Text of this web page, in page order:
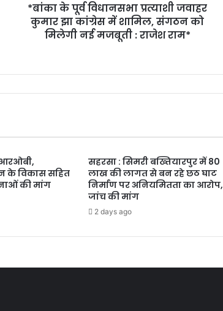
*बांका के पूर्व विधानसभा प्रत्याशी जवाहर
कुमार झा कांग्रेस में शामिल, संगठन को
मिलेगी नई मजबूती : राजेश राम*
के विकास सहित
की मांग
सहरसा : सिमरी बख्तियारपुर में 80
लाख की लागत से बन रहे छठ घाट
निर्माण पर अनियमितता का आरोप,
जांच की मांग
2 days ago